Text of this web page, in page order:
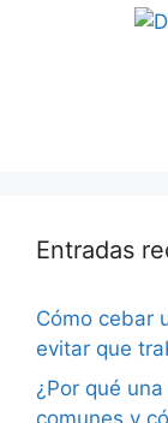
Entradas
Cómo cebar
evitar que
¿Por qué